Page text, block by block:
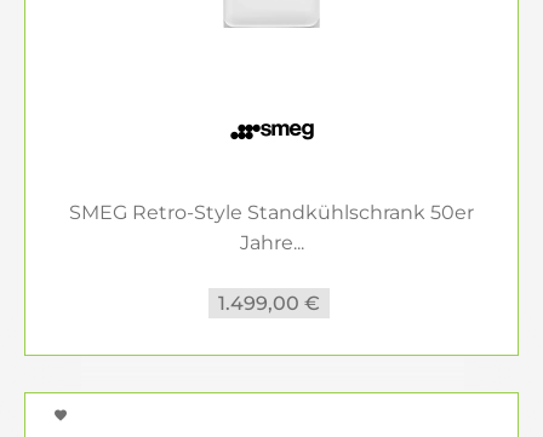
SMEG Retro-Style Standkühlschrank 50er
Jahre...
1.499,00 €